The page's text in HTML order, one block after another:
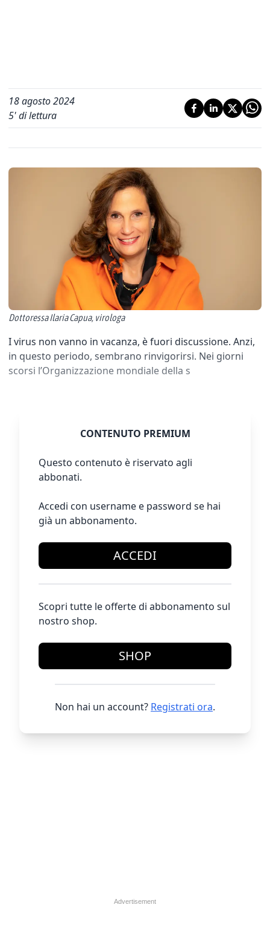
18 agosto 2024
5' di lettura
Dottoressa Ilaria Capua, virologa
I virus non vanno in vacanza, è fuori discussione. Anzi,
in questo periodo, sembrano rinvigorirsi. Nei giorni
scorsi l’Organizzazione mondiale della s
CONTENUTO PREMIUM
Questo contenuto è riservato agli
abbonati.
Accedi con username e password se hai
già un abbonamento.
ACCEDI
Scopri tutte le offerte di abbonamento sul
nostro shop.
SHOP
Non hai un account? Registrati ora.